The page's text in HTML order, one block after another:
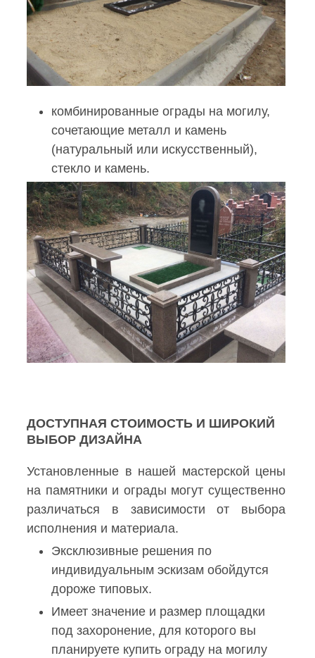
комбинированные ограды на могилу,
сочетающие металл и камень
(натуральный или искусственный),
стекло и камень.
ДОСТУПНАЯ СТОИМОСТЬ И ШИРОКИЙ
ВЫБОР ДИЗАЙНА
Установленные в нашей мастерской цены
на памятники и ограды могут существенно
различаться в зависимости от выбора
исполнения и материала.
Эксклюзивные решения по
индивидуальным эскизам обойдутся
дороже типовых.
Имеет значение и размер площадки
под захоронение, для которого вы
планируете купить ограду на могилу